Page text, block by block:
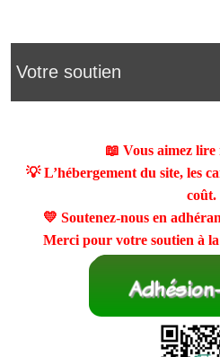
Votre soutien
📖 Vous aimez lire
💡 L’hébergement du site, les
coût.
💛 Soutenez-nous en
Merci pour votre soutien à